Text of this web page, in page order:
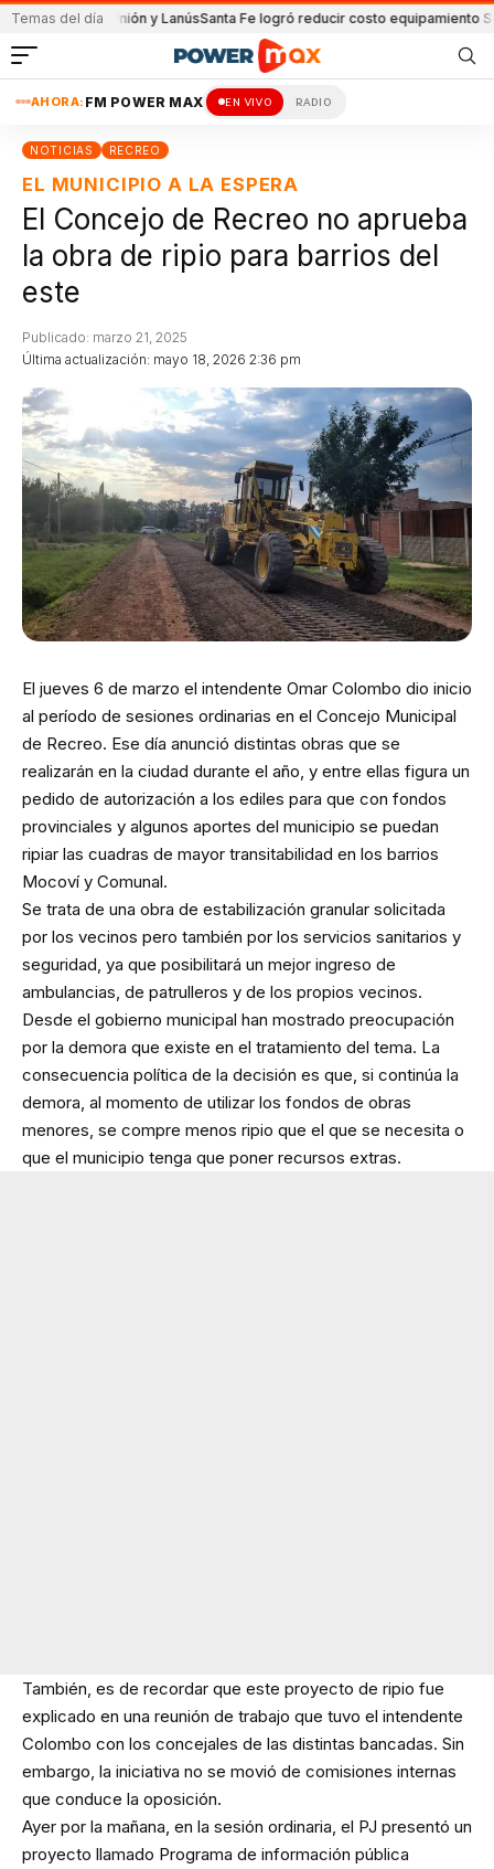
Temas del día
de Unión y LanúsSanta Fe logró reducir costo equipamiento
AHORA: FM POWER MAX EN VIVO RADIO
NOTICIAS RECREO
EL MUNICIPIO A LA ESPERA
El Concejo de Recreo no aprueba
la obra de ripio para barrios del
este
Última actualización: mayo 18, 2026 2:36 pm
Publicado: marzo 21, 2025
El jueves 6 de marzo el intendente Omar Colombo dio inicio
al período de sesiones ordinarias en el Concejo Municipal
de Recreo. Ese día anunció distintas obras que se
realizarán en la ciudad durante el año, y entre ellas figura un
pedido de autorización a los ediles para que con fondos
provinciales y algunos aportes del municipio se puedan
ripiar las cuadras de mayor transitabilidad en los barrios
Mocoví y Comunal.
Se trata de una obra de estabilización granular solicitada
por los vecinos pero también por los servicios sanitarios y
seguridad, ya que posibilitará un mejor ingreso de
ambulancias, de patrulleros y de los propios vecinos.
Desde el gobierno municipal han mostrado preocupación
por la demora que existe en el tratamiento del tema. La
consecuencia política de la decisión es que, si continúa la
demora, al momento de utilizar los fondos de obras
menores, se compre menos ripio que el que se necesita o
que el municipio tenga que poner recursos extras.
También, es de recordar que este proyecto de ripio fue
explicado en una reunión de trabajo que tuvo el intendente
Colombo con los concejales de las distintas bancadas. Sin
embargo, la iniciativa no se movió de comisiones internas
que conduce la oposición.
Ayer por la mañana, en la sesión ordinaria, el PJ presentó un
proyecto llamado Programa de información pública